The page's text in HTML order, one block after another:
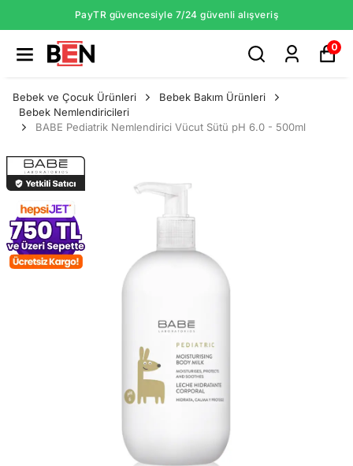
PayTR güvencesiyle 7/24 güvenli alışveriş
0
Bebek ve Çocuk Ürünleri
Bebek Bakım Ürünleri
Bebek Nemlendiricileri
BABE Pediatrik Nemlendirici Vücut Sütü pH 6.0 - 500ml